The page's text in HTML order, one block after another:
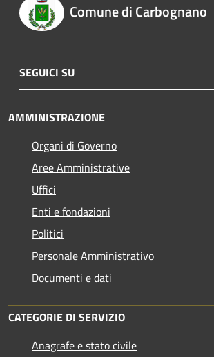
Comune di Carbognano
SEGUICI SU
AMMINISTRAZIONE
Organi di Governo
Aree Amministrative
Uffici
Enti e fondazioni
Politici
Personale Amministrativo
Documenti e dati
CATEGORIE DI SERVIZIO
Anagrafe e stato civile